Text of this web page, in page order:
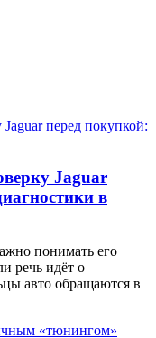
Jaguar
в
понимать его
речь идёт о
авто обращаются в